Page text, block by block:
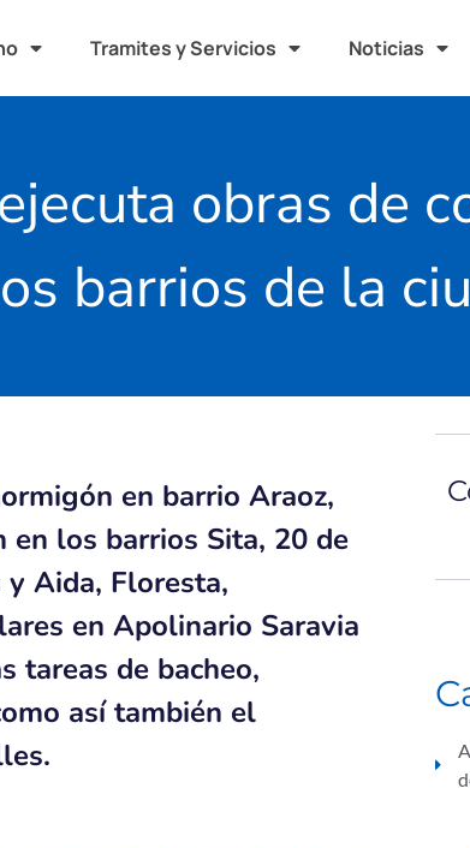
Tramites y Servicios Noticias
obras de
barrios de la
en barrio Araoz,
en los barrios Sita, 20 de
y Aida, Floresta,
en Apolinario Saravia
tareas de bacheo,
así también el